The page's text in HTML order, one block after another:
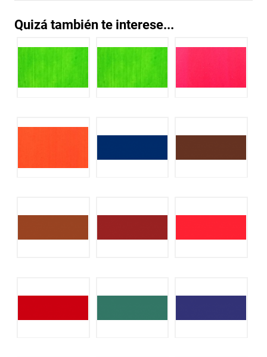
Quizá también te interese...